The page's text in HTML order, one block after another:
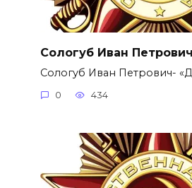
Сологуб Иван Петрович
Сологуб Иван Петрович-
0 434